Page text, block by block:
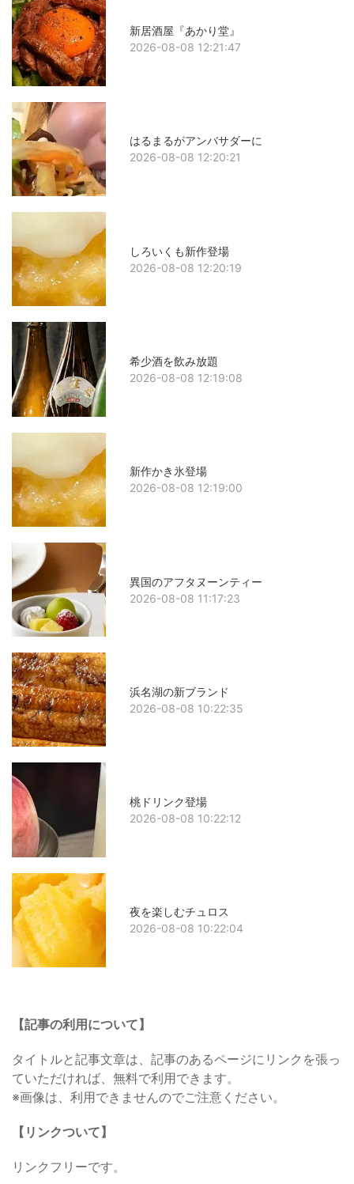
新居酒屋『あかり堂』
2026-08-08 12:21:47
はるまるがアンバサダーに
2026-08-08 12:20:21
しろいくも新作登場
2026-08-08 12:20:19
希少酒を飲み放題
2026-08-08 12:19:08
新作かき氷登場
2026-08-08 12:19:00
異国のアフタヌーンティー
2026-08-08 11:17:23
浜名湖の新ブランド
2026-08-08 10:22:35
桃ドリンク登場
2026-08-08 10:22:12
夜を楽しむチュロス
2026-08-08 10:22:04
【記事の利用について】
タイトルと記事文章は、記事のあるページにリンクを張っ
ていただければ、無料で利用できます。
※画像は、利用できませんのでご注意ください。
【リンクついて】
リンクフリーです。